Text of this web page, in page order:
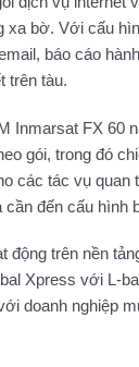
xa bờ. Với cấu
báo cáo
trên tàu.
Inmarsat FX 60
gói, trong đó
các tác vụ
đến cấu hình
động trên nền
Xpress với L-
doanh nghiệp